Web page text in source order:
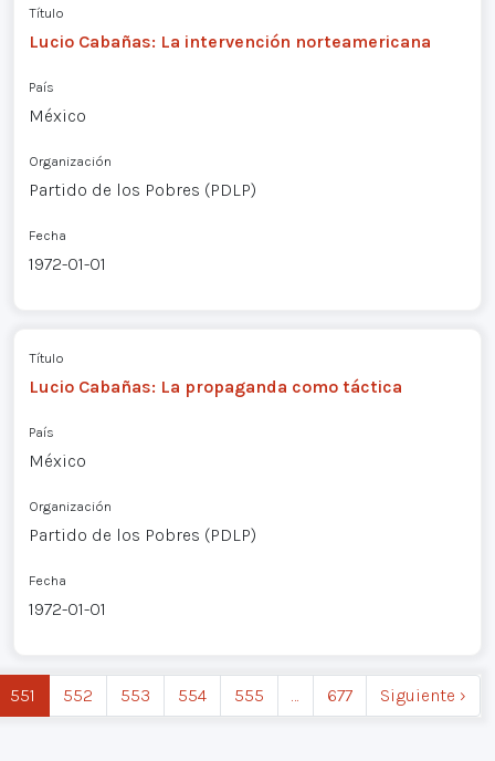
Título
Lucio Cabañas: La intervención norteamericana
País
México
Organización
Partido de los Pobres (PDLP)
Fecha
1972-01-01
Título
Lucio Cabañas: La propaganda como táctica
País
México
Organización
Partido de los Pobres (PDLP)
Fecha
1972-01-01
551 552 553 554 555 677 Siguiente ›